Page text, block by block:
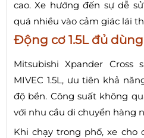
cao. Xe hướng đến sự dễ
quá nhiều vào cảm giác lái
Động cơ 1.5L đủ
Mitsubishi Xpander
MIVEC 1.5L, ưu tiên khả
độ bền. Công suất không
với nhu cầu di chuyển hàng
Khi chạy trong phố, xe cho